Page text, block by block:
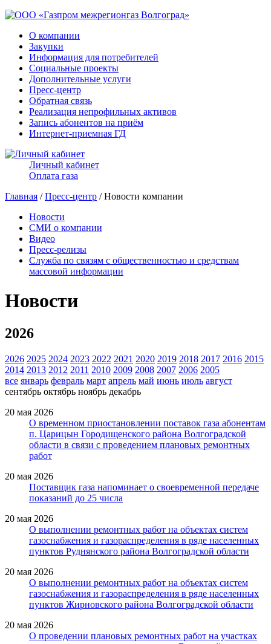
О компании
Закупки
Информация для потребителей
Социальные проекты
Дополнительные услуги
Пресс-центр
Обратная связь
Реализация непрофильных активов
Запись абонентов на приём
Интернет-приемная ГД
Личный кабинет
Оплата газа
Главная /Пресс-центр / Новости компании
Новости
СМИ о компании
Видео
Пресс-релизы
Служба по связям с общественностью и средствам
массовой информации
Новости
2026
2026 2025 2024 2023 2022 2021 2020 2019 2018 2017 2016 2015
2014 2013 2012 2011 2010 2009 2008 2007 2006 2005
все январь февраль март апрель май июнь июль август
сентябрь октябрь ноябрь декабрь
20 мая 2026
О временном приостановлении поставок газа абонентам
п. Царицын Городищенского района Волгоградской
области в связи с проведением плановых ремонтных
работ
20 мая 2026
Поставщик газа напоминает о своевременной передаче
показаний до 25 числа
20 мая 2026
О выполнении ремонтных работ на объектах систем
газоснабжения и газораспределения в ряде населенных
пунктов Руднянского района Волгоградской области
20 мая 2026
О выполнении ремонтных работ на объектах систем
газоснабжения и газораспределения в ряде населенных
пунктов Жирновского района Волгоградской области
20 мая 2026
О проведении плановых ремонтных работ на участках